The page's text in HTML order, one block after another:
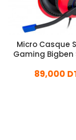
Micro Casque
Gaming Bigben
Rouge
89,000